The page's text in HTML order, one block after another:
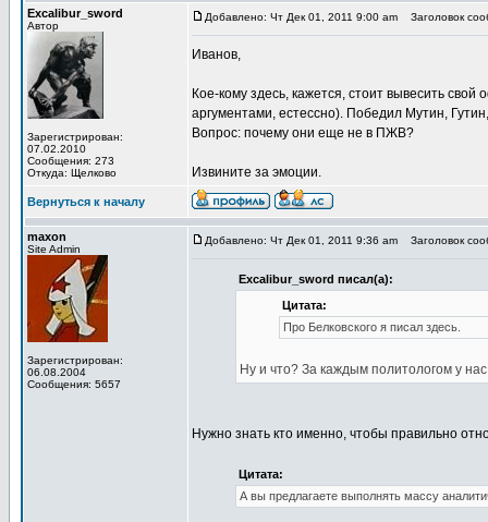
Excalibur_sword
Автор
Зарегистрирован:
07.02.2010
Сообщения: 273
Откуда: Щелково
Добавлено: Чт Дек 01, 2011 9:00 am Заголовок
Иванов,
Кое-кому здесь, кажется, стоит вывесить
аргументами, естессно). Победил Мутин,
Вопрос: почему они еще не в ПЖВ?
Извините за эмоции.
Вернуться к началу
maxon
Site Admin
Зарегистрирован:
06.08.2004
Сообщения: 5657
Добавлено: Чт Дек 01, 2011 9:36 am Заголовок
Excalibur_sword писал(а):
Цитата:
Про Белковского я писал здесь.
Ну и что? За каждым политологом у нас
Нужно знать кто именно, чтобы правильно
Цитата:
А вы предлагаете выполнять массу